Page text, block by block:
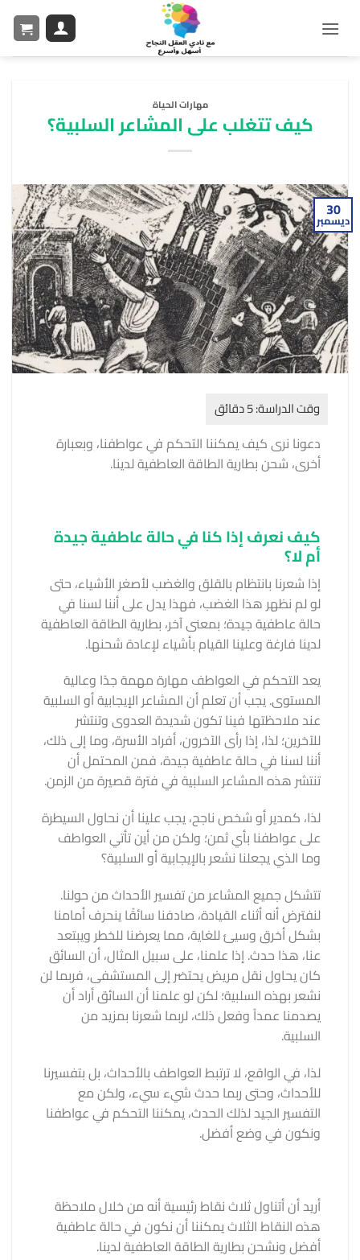
مهارات الحياة
كيف تتغلب على المشاعر السلبية؟
30
ديسمبر
دعونا نرى كيف يمكننا التحكم في عواطفنا، وبعبارة
أخرى، شحن بطارية الطاقة العاطفية لدينا.
كيف نعرف إذا كنا في حالة عاطفية جيدة
أم لا؟
إذا شعرنا بانتظام بالقلق والغضب لأصغر الأشياء، حتى
لو لم نظهر هذا الغضب، فهذا يدل على أننا لسنا في
حالة عاطفية جيدة؛ بمعنى آخر، بطارية الطاقة العاطفية
لدينا فارغة وعلينا القيام بأشياء لإعادة شحنها.
يعد التحكم في العواطف مهارة مهمة جدًا وعالية
المستوى. يجب أن تعلم أن المشاعر الإيجابية أو السلبية
عند ملاحظتها فينا تكون شديدة العدوى وتنتشر
للآخرين؛ لذا، إذا رأى الآخرون، أفراد الأسرة، وما إلى ذلك،
أننا لسنا في حالة عاطفية جيدة، فمن المحتمل أن
تنتشر هذه المشاعر السلبية في فترة قصيرة من الزمن.
لذا، كمدير أو شخص ناجح، يجب علينا أن نحاول السيطرة
على عواطفنا بأي ثمن؛ ولكن من أين تأتي العواطف
وما الذي يجعلنا نشعر بالإيجابية أو السلبية؟
تتشكل جميع المشاعر من تفسير الأحداث من حولنا.
لنفترض أنه أثناء القيادة، صادفنا سائقًا ينحرف أمامنا
بشكل أخرق وسيئ للغاية، مما يعرضنا للخطر ويبتعد
عنا، هذا حدث. إذا علمنا، على سبيل المثال، أن السائق
كان يحاول نقل مريض يحتضر إلى المستشفى، فربما لن
نشعر بهذه السلبية؛ لكن لو علمنا أن السائق أراد أن
يصدمنا عمداً وفعل ذلك، لربما شعرنا بمزيد من
السلبية.
لذا، في الواقع، لا ترتبط العواطف بالأحداث، بل بتفسيرنا
للأحداث، وحتى ربما حدث شيء سيء، ولكن مع
التفسير الجيد لذلك الحدث، يمكننا التحكم في عواطفنا
ونكون في وضع أفضل.
أريد أن أتناول ثلاث نقاط رئيسية أنه من خلال ملاحظة
هذه النقاط الثلاث يمكننا أن نكون في حالة عاطفية
أفضل ونشحن بطارية الطاقة العاطفية لدينا.